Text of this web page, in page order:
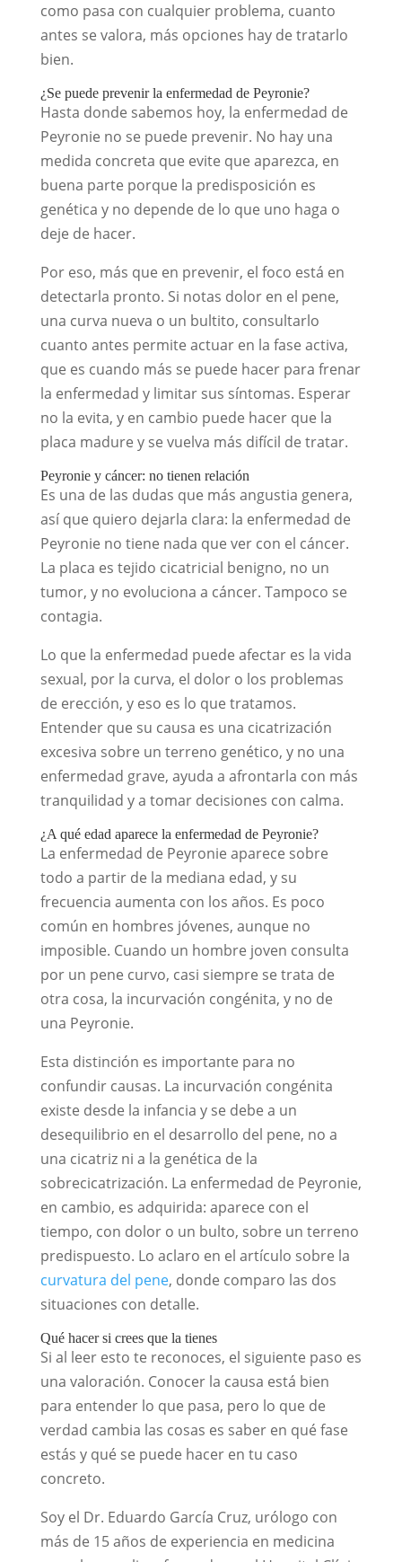
como pasa con cualquier problema, cuanto
antes se valora, más opciones hay de tratarlo
bien.
¿Se puede prevenir la enfermedad de Peyronie?
Hasta donde sabemos hoy, la enfermedad de
Peyronie no se puede prevenir. No hay una
medida concreta que evite que aparezca, en
buena parte porque la predisposición es
genética y no depende de lo que uno haga o
deje de hacer.
Por eso, más que en prevenir, el foco está en
detectarla pronto. Si notas dolor en el pene,
una curva nueva o un bultito, consultarlo
cuanto antes permite actuar en la fase activa,
que es cuando más se puede hacer para frenar
la enfermedad y limitar sus síntomas. Esperar
no la evita, y en cambio puede hacer que la
placa madure y se vuelva más difícil de tratar.
Peyronie y cáncer: no tienen relación
Es una de las dudas que más angustia genera,
así que quiero dejarla clara: la enfermedad de
Peyronie no tiene nada que ver con el cáncer.
La placa es tejido cicatricial benigno, no un
tumor, y no evoluciona a cáncer. Tampoco se
contagia.
Lo que la enfermedad puede afectar es la vida
sexual, por la curva, el dolor o los problemas
de erección, y eso es lo que tratamos.
Entender que su causa es una cicatrización
excesiva sobre un terreno genético, y no una
enfermedad grave, ayuda a afrontarla con más
tranquilidad y a tomar decisiones con calma.
¿A qué edad aparece la enfermedad de Peyronie?
La enfermedad de Peyronie aparece sobre
todo a partir de la mediana edad, y su
frecuencia aumenta con los años. Es poco
común en hombres jóvenes, aunque no
imposible. Cuando un hombre joven consulta
por un pene curvo, casi siempre se trata de
otra cosa, la incurvación congénita, y no de
una Peyronie.
Esta distinción es importante para no
confundir causas. La incurvación congénita
existe desde la infancia y se debe a un
desequilibrio en el desarrollo del pene, no a
una cicatriz ni a la genética de la
sobrecicatrización. La enfermedad de Peyronie,
en cambio, es adquirida: aparece con el
tiempo, con dolor o un bulto, sobre un terreno
predispuesto. Lo aclaro en el artículo sobre la
curvatura del pene, donde comparo las dos
situaciones con detalle.
Qué hacer si crees que la tienes
Si al leer esto te reconoces, el siguiente paso es
una valoración. Conocer la causa está bien
para entender lo que pasa, pero lo que de
verdad cambia las cosas es saber en qué fase
estás y qué se puede hacer en tu caso
concreto.
Soy el Dr. Eduardo García Cruz, urólogo con
más de 15 años de experiencia en medicina